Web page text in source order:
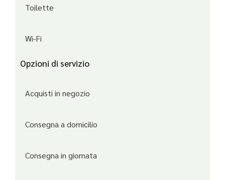
Toilette
Wi-Fi
Opzioni di servizio
Acquisti in negozio
Consegna a domicilio
Consegna in giornata